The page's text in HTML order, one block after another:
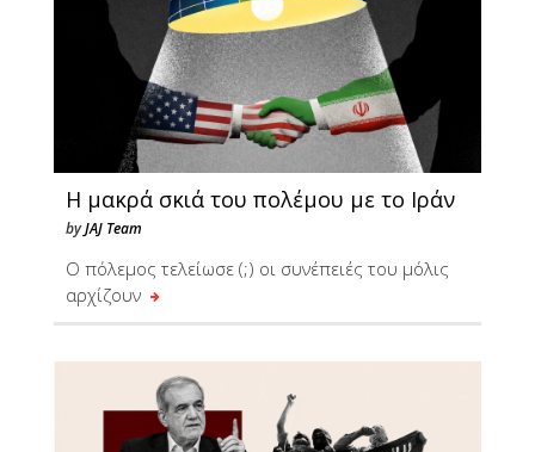
Η μακρά σκιά του πολέμου με το Ιράν
byJAJ Team
Ο πόλεμος τελείωσε (;) οι συνέπειές του μόλις
αρχίζουν